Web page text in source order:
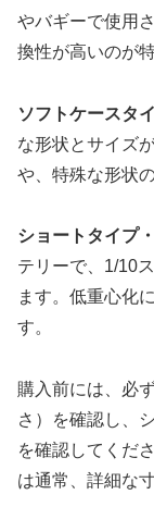
やバギーで使用
換性が高いのが
ソフトケースタ
な形状とサイズ
や、特殊な形状
ショートタイプ
テリーで、1/10
ます。低重心化
す。
購入前には、必
さ）を確認し、
を確認してくだ
は通常、詳細な